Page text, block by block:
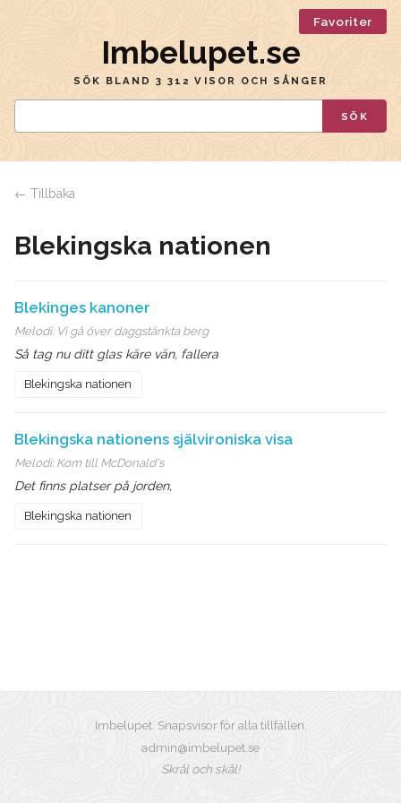
Favoriter
Imbelupet.se
SÖK BLAND 3 312 VISOR OCH SÅNGER
SÖK
← Tillbaka
Blekingska nationen
Blekinges kanoner
Melodi: Vi gå över daggstänkta berg
Så tag nu ditt glas käre vän, fallera
Blekingska nationen
Blekingska nationens självironiska visa
Melodi: Kom till McDonald's
Det finns platser på jorden,
Blekingska nationen
Imbelupet. Snapsvisor för alla tillfällen.
admin@imbelupet.se
Skrål och skål!